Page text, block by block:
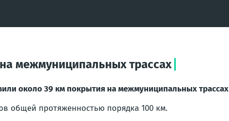
межмуниципальных трассах
около 39 км покрытия на межмуниципальных трассах
общей протяженностью порядка 100 км.